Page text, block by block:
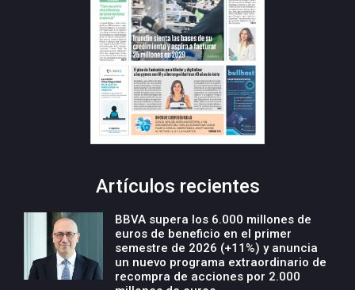
Artículos recientes
BBVA supera los 6.000 millones de
euros de beneficio en el primer
semestre de 2026 (+11%) y anuncia
un nuevo programa extraordinario de
recompra de acciones por 2.000